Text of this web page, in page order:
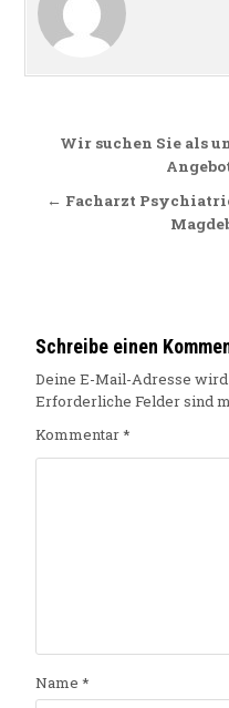
Wir suchen Sie als
← Facharzt
Schreibe einen
Deine E-Mail-Adresse
Erforderliche Felder sind
Kommentar*
Name *